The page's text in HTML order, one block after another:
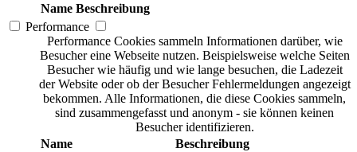
Name Beschreibung
Performance
Performance Cookies sammeln Informationen darüber, wie
Besucher eine Webseite nutzen. Beispielsweise welche Seiten
Besucher wie häufig und wie lange besuchen, die Ladezeit
der Website oder ob der Besucher Fehlermeldungen angezeigt
bekommen. Alle Informationen, die diese Cookies sammeln,
sind zusammengefasst und anonym - sie können keinen
Besucher identifizieren.
Name
Beschreibung